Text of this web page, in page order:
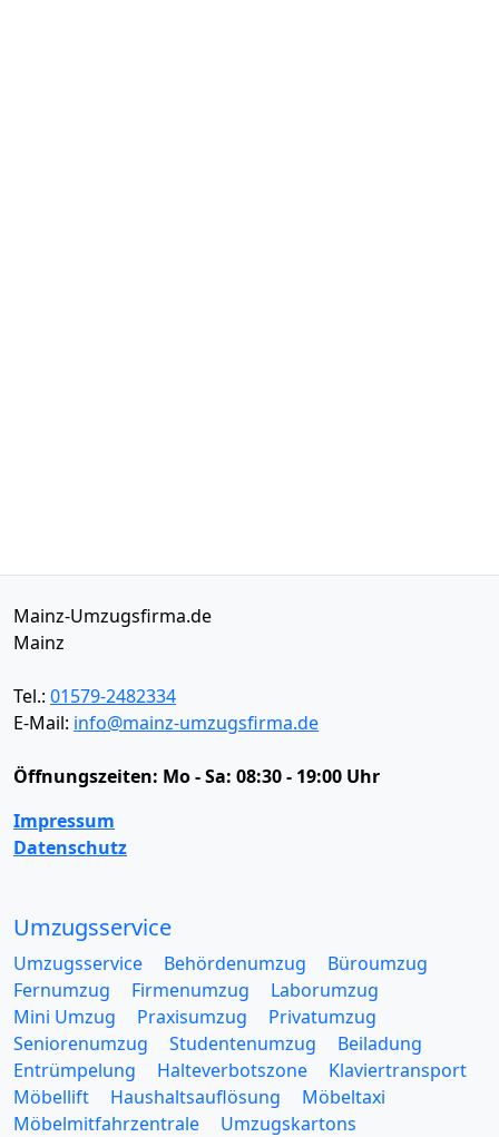
Mainz-Umzugsfirma.de
Mainz
Tel.: 01579-2482334
E-Mail: info@mainz-umzugsfirma.de
Öffnungszeiten: Mo - Sa: 08:30 - 19:00 Uhr
Impressum
Datenschutz
Umzugsservice
Umzugsservice Behördenumzug
Büroumzug
Fernumzug
Firmenumzug
Laborumzug
Mini Umzug
Praxisumzug
Privatumzug
Seniorenumzug
Studentenumzug
Beiladung
Entrümpelung
Halteverbotszone
Klaviertransport
Möbellift
Haushaltsauflösung
Möbeltaxi
Möbelmitfahrzentrale
Umzugskartons